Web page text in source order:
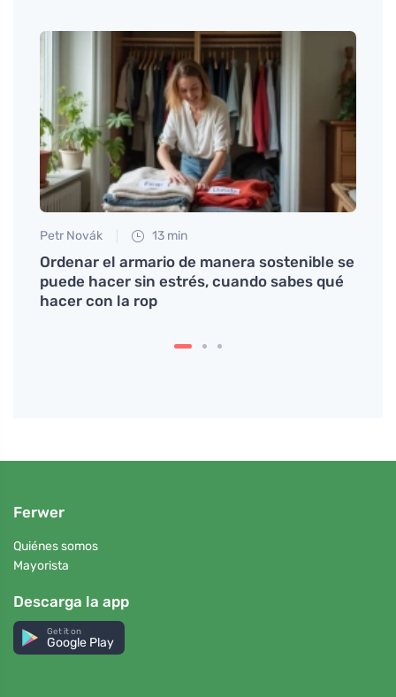
Petr Novák 13 min
Ordenar el armario de manera sostenible se
puede hacer sin estrés, cuando sabes qué
hacer con la rop
Ferwer
Quiénes somos
Mayorista
Descarga la app
Get it on
Google Play